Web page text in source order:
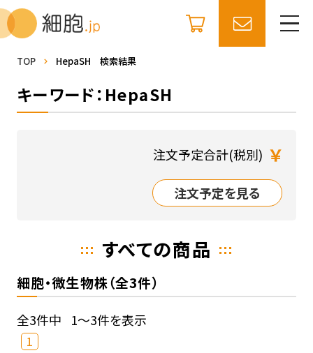
TOP HepaSH 検索結果
キーワード：HepaSH
注文予定合計(税別) ￥
注文予定を見る
すべての商品
細胞・微生物株（全3件）
全3件中 1～3件を表示
1